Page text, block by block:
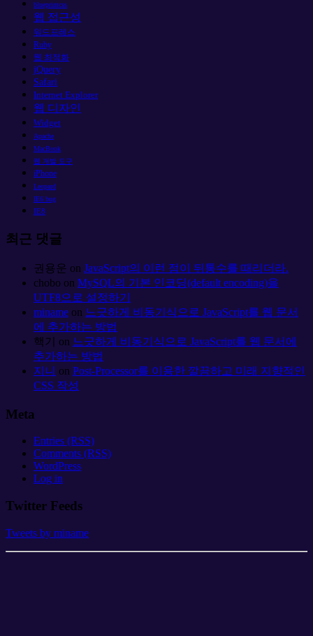
blueprintcss
웹 접근성
워드프레스
Ruby
웹 최적화
jQuery
Safari
Internet Explorer
웹 디자인
Widget
Apache
MacBook
웹 개발 도구
iPhone
Leopard
IE6 bug
IE8
최근 댓글
권용운 on JavaScript의 이런 점이 뒤통수를 때리더라.
chobo on MySQL의 기본 인코딩(default encoding)을
UTF8으로 설정하기
miname on 느긋하게 비동기식으로 JavaScript를 웹 문서
에 추가하는 방법
핵기
on 느긋하게 비동기식으로 JavaScript를 웹 문서에
추가하는 방법
지니 on Post-Processor를 이용한 깔끔하고 미래 지향적인
CSS 작성
Meta
Entries (RSS)
Comments (RSS)
WordPress
Log in
Twitter Feeds
Tweets by miname